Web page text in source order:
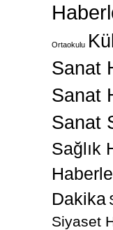
Ortaokulu
Sanat
Sanat
Sanat
Sağlık
Dakika
Siyaset